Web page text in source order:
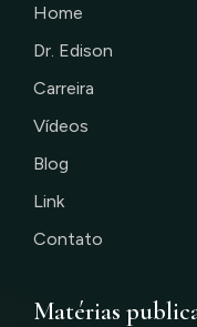
Home
Dr. Edison
Carreira
Vídeos
Blog
Link
Contato
Matérias